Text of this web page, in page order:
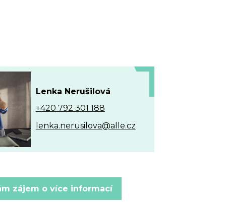
Lenka Nerušilová
+420 792 301 188
lenka.nerusilova@alle.cz
zájem o více informací